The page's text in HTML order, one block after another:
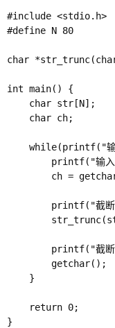
#include <stdio.h>
#define N 80
char
int main() {
    char str[N];
    char ch;
while(printf("
printf("输
ch =
printf("截
printf("截
        getchar();
    }
    return 0;
}